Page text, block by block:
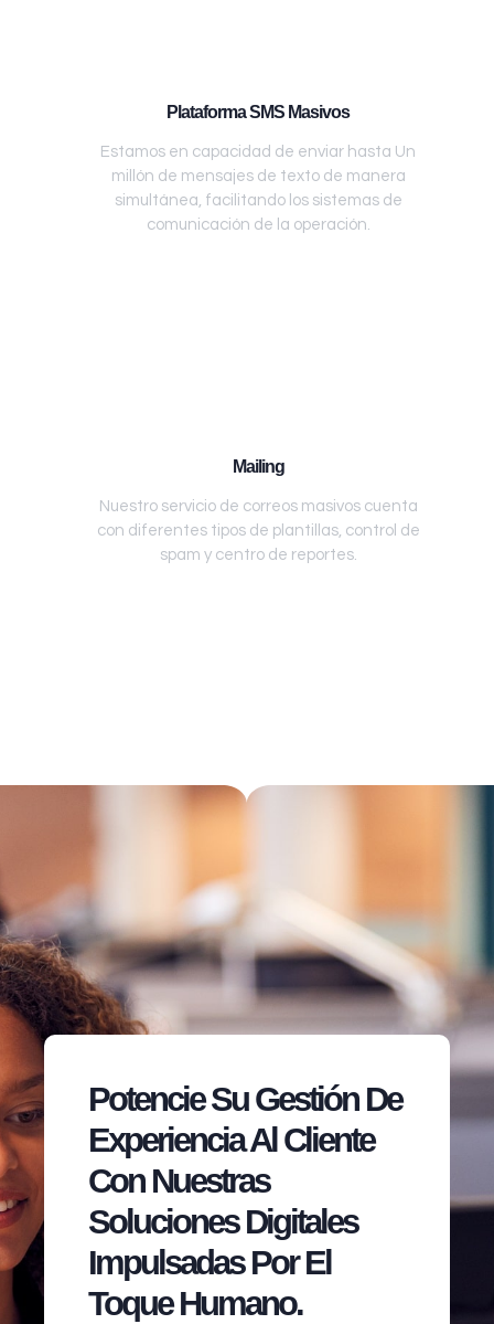
Plataforma SMS Masivos
Estamos en capacidad de enviar hasta Un
millón de mensajes de texto de manera
simultánea, facilitando los sistemas de
comunicación de la operación.
Mailing
Nuestro servicio de correos masivos cuenta
con diferentes tipos de plantillas, control de
spam y centro de reportes.
Potencie Su Gestión De
Experiencia Al Cliente
Con Nuestras
Soluciones Digitales
Impulsadas Por El
Toque Humano.